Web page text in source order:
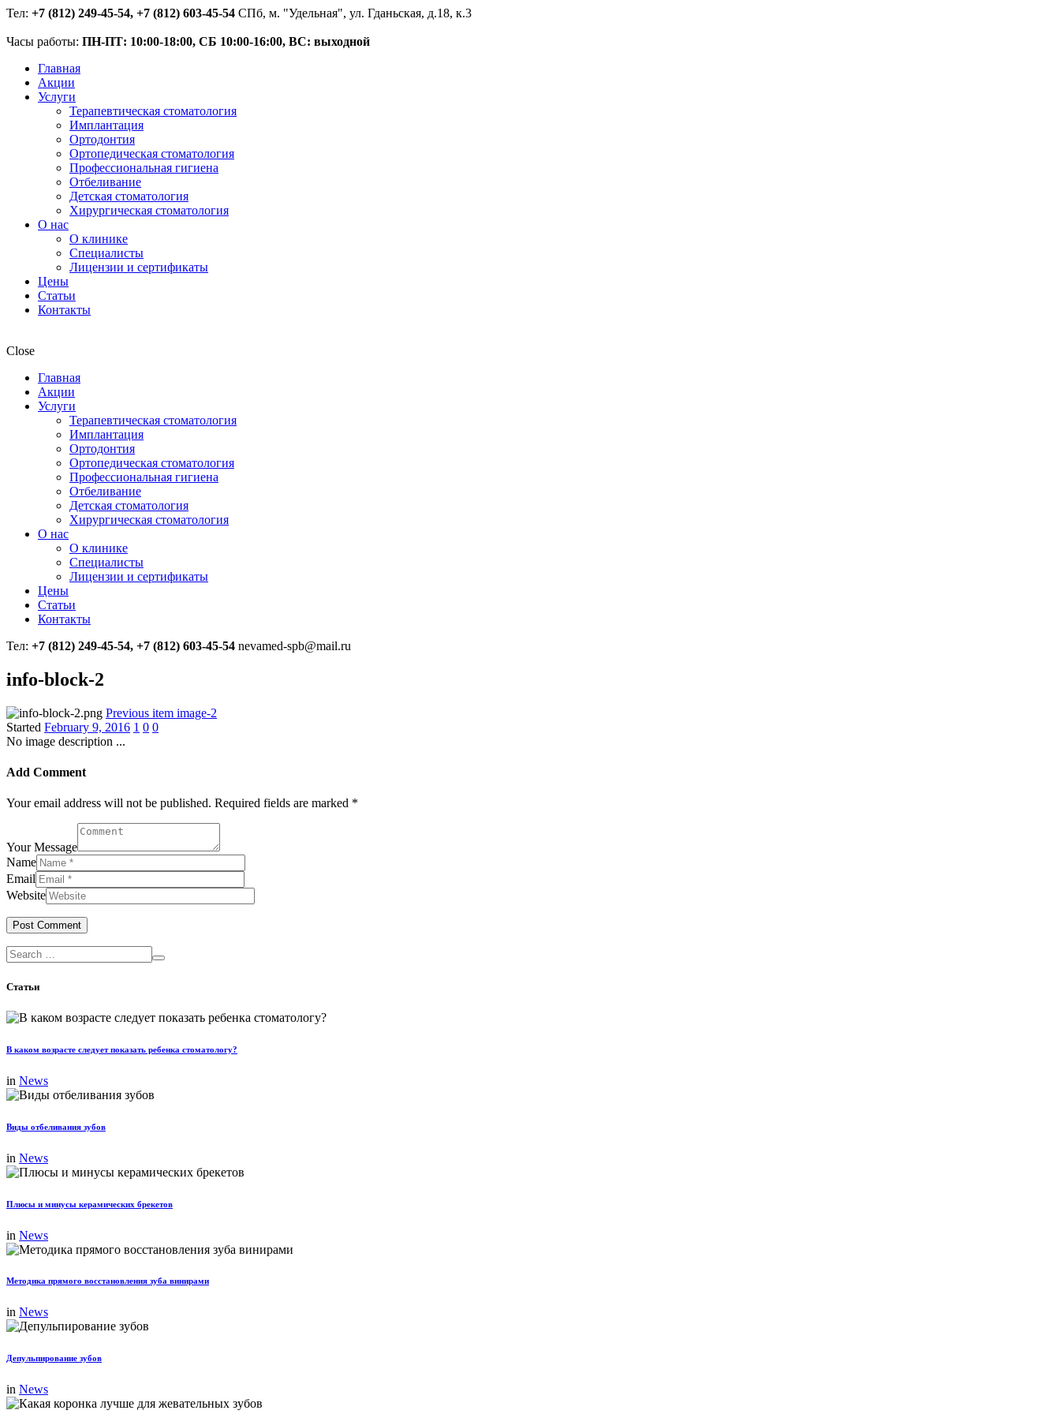
Тел: +7 (812) 249-45-54, +7 (812) 603-45-54 СПб, м. "Удельная", ул. Гданьская, д.18, к.3
Часы работы: ПН-ПТ: 10:00-18:00, СБ 10:00-16:00, ВС: выходной
Главная
Акции
Услуги
Терапевтическая стоматология
Имплантация
Ортодонтия
Ортопедическая стоматология
Профессиональная гигиена
Отбеливание
Детская стоматология
Хирургическая стоматология
О нас
О клинике
Специалисты
Лицензии и сертификаты
Цены
Статьи
Контакты
Close
Главная
Акции
Услуги
Терапевтическая стоматология
Имплантация
Ортодонтия
Ортопедическая стоматология
Профессиональная гигиена
Отбеливание
Детская стоматология
Хирургическая стоматология
О нас
О клинике
Специалисты
Лицензии и сертификаты
Цены
Статьи
Контакты
Тел: +7 (812) 249-45-54, +7 (812) 603-45-54 nevamed-spb@mail.ru
info-block-2
Previous item image-2
Started February 9, 2016 1 0 0
No image description ...
Add Comment
Your email address will not be published. Required fields are marked *
Your Message
Name
Email
Website
Статьи
В каком возрасте следует показать ребенка стоматологу?
in News
Виды отбеливания зубов
in News
Плюсы и минусы керамических брекетов
in News
Методика прямого восстановления зуба винирами
in News
Депульпирование зубов
in News